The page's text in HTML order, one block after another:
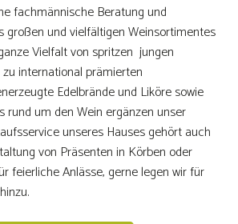
fachmännische Beratung und
großen und vielfältigen Weinsortimentes
Vielfalt von spritzen jungen
international prämierten
Edelbrände und Liköre sowie
rund um den Wein ergänzen unser
unseres Hauses gehört auch
von Präsenten in Körben oder
feierliche Anlässe, gerne legen wir für